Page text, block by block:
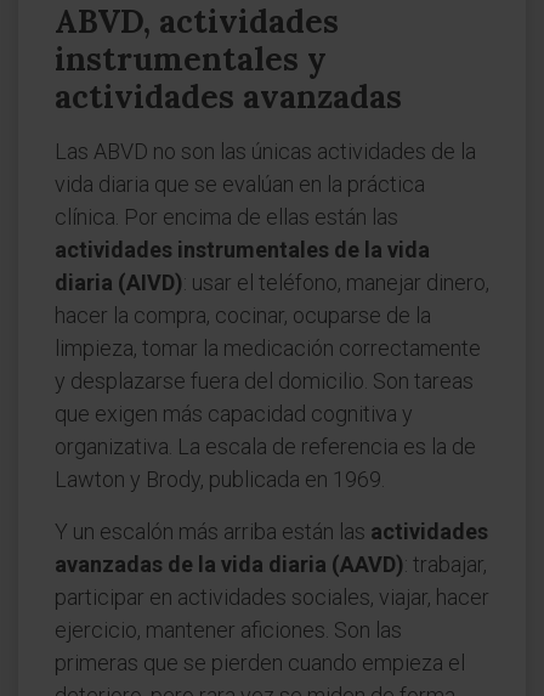
ABVD, actividades
instrumentales y
actividades avanzadas
Las ABVD no son las únicas actividades de la
vida diaria que se evalúan en la práctica
clínica. Por encima de ellas están las
actividades instrumentales de la vida
diaria (AIVD): usar el teléfono, manejar dinero,
hacer la compra, cocinar, ocuparse de la
limpieza, tomar la medicación correctamente
y desplazarse fuera del domicilio. Son tareas
que exigen más capacidad cognitiva y
organizativa. La escala de referencia es la de
Lawton y Brody, publicada en 1969.
Y un escalón más arriba están las actividades
avanzadas de la vida diaria (AAVD): trabajar,
participar en actividades sociales, viajar, hacer
ejercicio, mantener aficiones. Son las
primeras que se pierden cuando empieza el